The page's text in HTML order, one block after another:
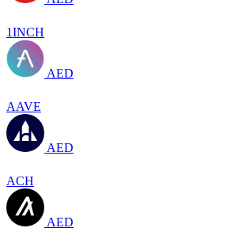
1INCH
AED
AAVE
AED
ACH
AED